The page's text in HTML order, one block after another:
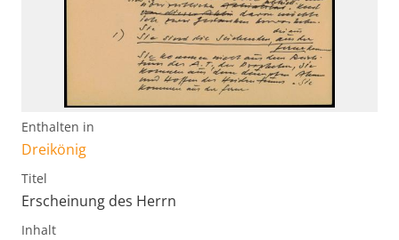
Enthalten in
Dreikönig
Titel
Erscheinung des Herrn
Inhalt